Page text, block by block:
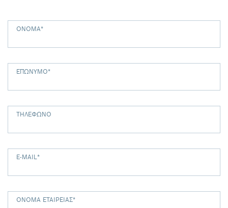
ΌΝΟΜΑ*
ΕΠΏΝΥΜΟ*
ΤΗΛΈΦΩΝΟ
E-MAIL*
ΌΝΟΜΑ ΕΤΑΙΡΕΊΑΣ*